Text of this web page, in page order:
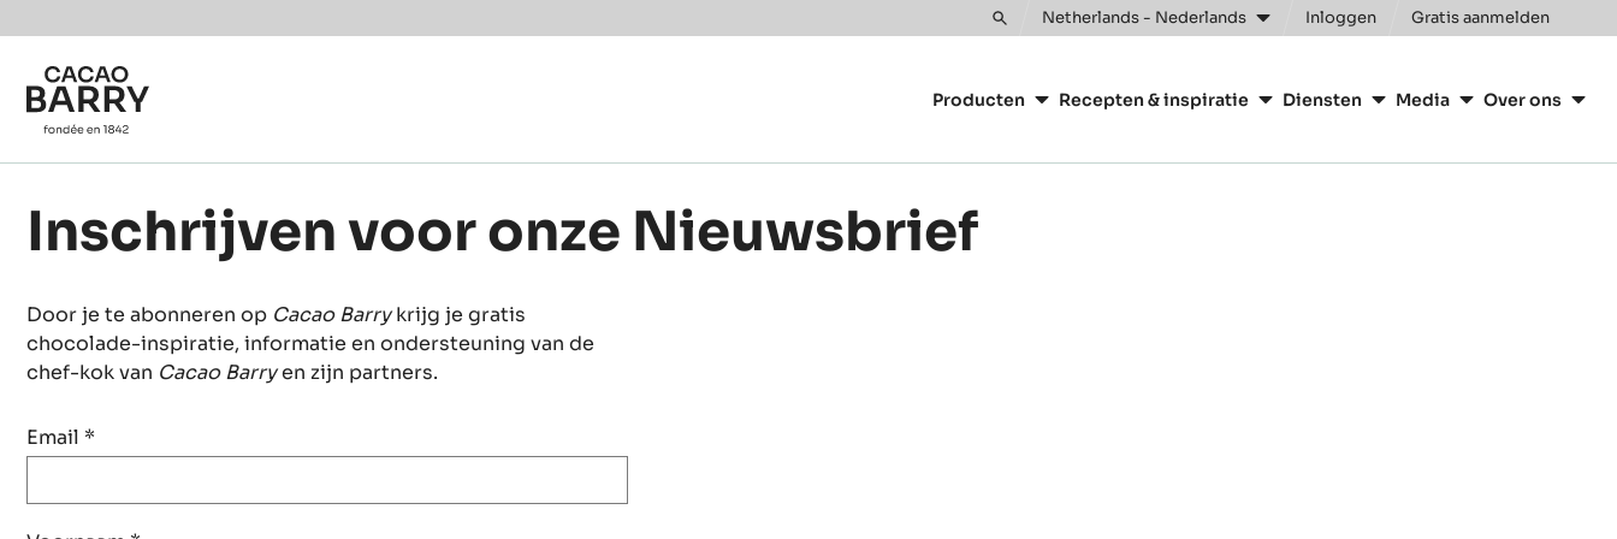
Skip to main content
Toggle
Netherlands - Nederlands Inloggen Gratis aanmelden
navigation
Producten Recepten & inspiratie Diensten Media Over ons
Inschrijven voor onze Nieuwsbrief
Door je te abonneren op Cacao Barrykrijg je gratis
chocolade-inspiratie, informatie en ondersteuning van de
chef-kok van Cacao Barryen zijn partners.
Email *